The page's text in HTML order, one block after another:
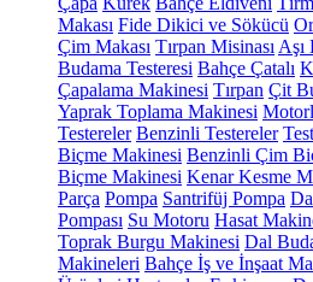
Makası Fide Dikici ve Sökücü
Çim Makası Tırpan Misinası Aşı
Budama Testeresi Bahçe Çatalı
Çapalama Makinesi Tırpan Çit
Yaprak Toplama Makinesi
Testereler Benzinli Testereler
Biçme Makinesi Benzinli Çim
Biçme Makinesi Kenar Kesme
Parça Pompa Santrifüj Pompa
Pompası Su Motoru Hasat
Toprak Burgu Makinesi Dal
Makineleri Bahçe İş ve İnşaat